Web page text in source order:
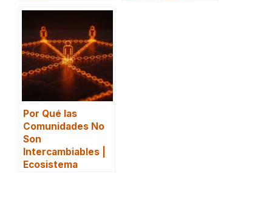
Por Qué las
Comunidades No
Son
Intercambiables |
Ecosistema